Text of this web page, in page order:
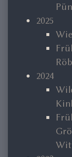
2025
2024